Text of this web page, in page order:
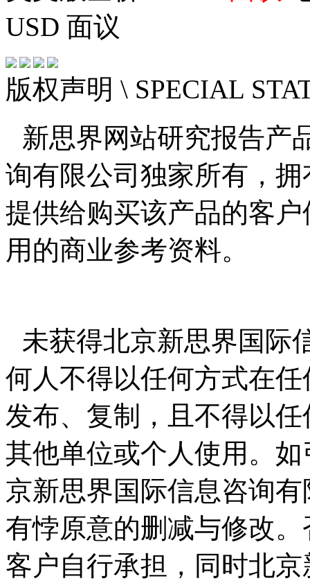
USD 面议
版权声明 \ SPECIAL
新思界网站研究报告产
询有限公司独家所有，
提供给购买该产品的客
用的商业参考资料。
未获得北京新思界国际
何人不得以任何方式在
发布、复制，且不得以
其他单位或个人使用。
京新思界国际信息咨询
有悖原意的删减与修改
客户自行承担，同时北